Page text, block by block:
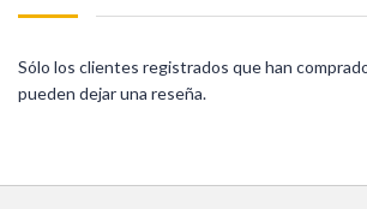
Sólo los clientes registrados que han
pueden dejar una reseña.